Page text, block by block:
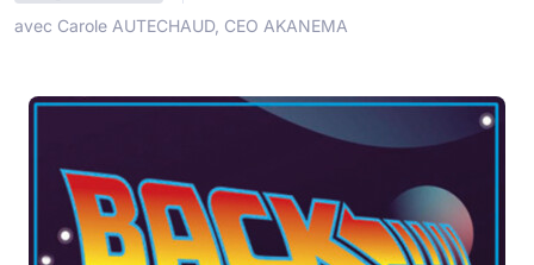
avec Carole AUTECHAUD, CEO AKANEMA